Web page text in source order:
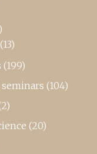
(13)
(199)
(104)
(20)